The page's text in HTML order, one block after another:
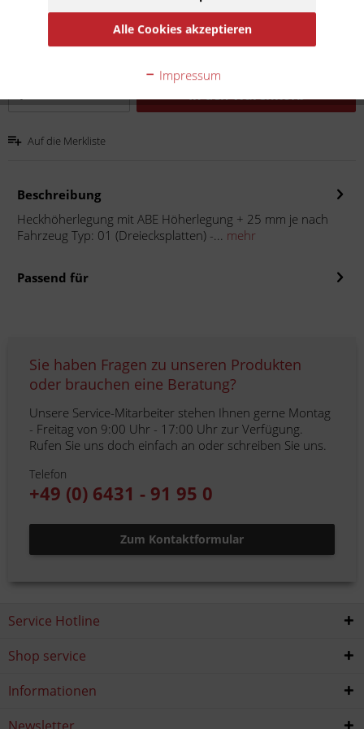
zzgl. Versandkosten
Lieferzeit 10 Werktage
In denWarenkorb
Auf die Merkliste
Beschreibung
Heckhöherlegung mit ABE Höherlegung + 25 mm je nach
Fahrzeug Typ: 01 (Dreiecksplatten) -... mehr
Passend für
Sie haben Fragen zu unseren Produkten
oder brauchen eine Beratung?
Unsere Service-Mitarbeiter stehen Ihnen gerne Montag
- Freitag von 9:00 Uhr - 17:00 Uhr zur Verfügung.
Rufen Sie uns doch einfach an oder schreiben Sie uns.
Telefon
+49 (0) 6431 - 91 95 0
Zum Kontaktformular
Service Hotline
Shop service
Informationen
Alle Cookies akzeptieren
Impressum